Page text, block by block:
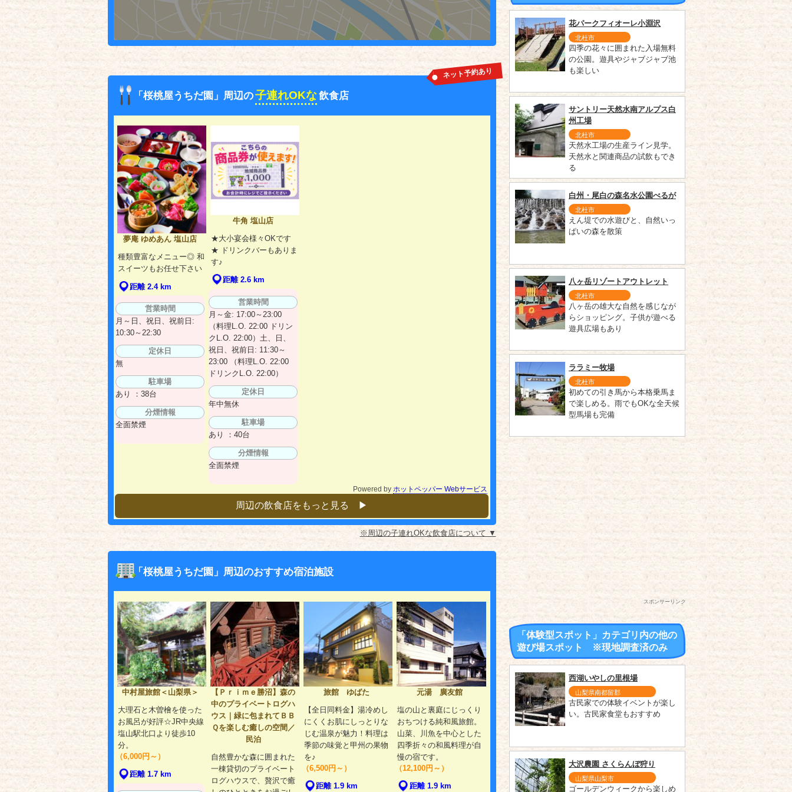
「桜桃屋うちだ園」周辺の子連れOKな飲食店
ネット予約あり
夢庵 ゆめあん 塩山店
種類豊富なメニュー◎ 和
スイーツもお任せ下さい
距離 2.4 km
営業時間
月～日、祝日、祝前日:
10:30～22:30
定休日
無
駐車場
あり ：38台
分煙情報
全面禁煙
牛角 塩山店
★大小宴会様々OKです
★ ドリンクバーもありま
す♪
距離 2.6 km
営業時間
月～金: 17:00～23:00
（料理L.O. 22:00 ドリン
クL.O. 22:00）土、日、
祝日、祝前日: 11:30～
23:00 （料理L.O. 22:00
ドリンクL.O. 22:00）
定休日
年中無休
駐車場
あり ：40台
分煙情報
全面禁煙
Powered by ホットペッパー Webサービス
周辺の飲食店をもっと見る ▶︎
※周辺の子連れOKな飲食店について ▼
「桜桃屋うちだ園」周辺のおすすめ宿泊施設
中村屋旅館＜山梨県＞
大理石と木曽檜を使った
お風呂が好評☆JR中央線
塩山駅北口より徒歩10
分。
（6,000円～）
距離 1.7 km
【Ｐｒｉｍｅ勝沼】森の
中のプライベートログハ
ウス｜緑に包まれてＢＢ
Ｑを楽しむ癒しの空間／
民泊
自然豊かな森に囲まれた
一棟貸切のプライベート
ログハウスで、贅沢で癒
旅館 ゆばた
【全日同料金】湯冷めし
にくくお肌にしっとりな
じむ温泉が魅力！料理は
季節の味覚と甲州の果物
を♪
（6,500円～）
距離 1.9 km
元湯 廣友館
塩の山と裏庭にじっくり
おちつける純和風旅館。
山菜、川魚を中心とした
四季折々の和風料理が自
慢の宿です。
（12,100円～）
距離 1.9 km
花パークフィオーレ小淵沢
北杜市
四季の花々に囲まれた入場無料
の公園。遊具やジャブジャブ池
も楽しい
サントリー天然水南アルプス白
州工場
北杜市
天然水工場の生産ライン見学。
天然水と関連商品の試飲もでき
る
白州・尾白の森名水公園べるが
北杜市
えん堤での水遊びと、自然いっ
ぱいの森を散策
八ヶ岳リゾートアウトレット
北杜市
八ヶ岳の雄大な自然を感じなが
らショッピング。子供が遊べる
遊具広場もあり
ララミー牧場
北杜市
初めての引き馬から本格乗馬ま
で楽しめる。雨でもOKな全天候
型馬場も完備
スポンサーリンク
「体験型スポット」カテゴリ内の他の
遊び場スポット ※現地調査済のみ
西湖いやしの里根場
山梨県南都留郡
古民家での体験イベントが楽し
い。古民家食堂もおすすめ
大沢農園 さくらんぼ狩り
山梨県山梨市
ゴールデンウィークから楽しめ